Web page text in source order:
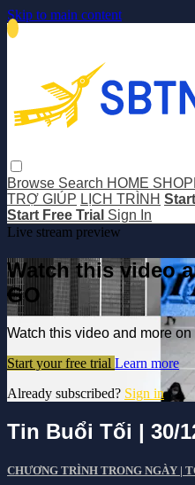
Skip to main content
Browse Search HOME
TRỢ GIÚP LỊCH TRÌNH
Start Free Trial Sign In
Live stream preview
Watch this video
GO
Watch this video and more
Start your free trial Learn more
Already subscribed? Sign in
Tin Buổi Tối | 30/
CHƯƠNG TRÌNH TRONG NGÀY |